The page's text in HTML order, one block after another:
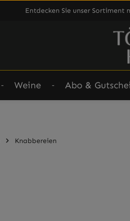
Entdecken Sie unser Sortiment
Weine Abo &
Knabbereien